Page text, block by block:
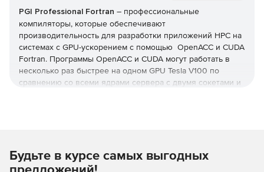
PGI Professional Fortran – профессиональные
компиляторы, которые обеспечивают
производительность для разработки приложений HPC на
системах с GPU-ускорением с помощью OpenACC и CUDA
Fortran. Программы OpenACC и CUDA могут работать в
несколько раз быстрее на одном GPU Tesla V100 по
сравнению со всеми ядрами сервера с двумя сокетами и
Компиляторы PGI Fortran, C и C ++ и OpenACC
Будьте в курсе самых выгодных